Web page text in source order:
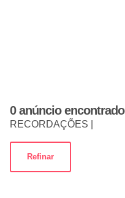
0 anúncio encontrado
RECORDAÇÕES |
Refinar